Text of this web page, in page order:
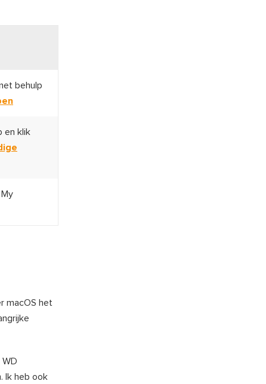
behulp
en klik
macOS het
Ik heb ook